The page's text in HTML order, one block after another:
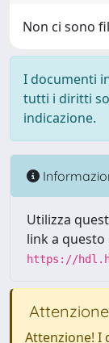
Non ci sono
I documenti
tutti i diritti
indicazione.
Utilizza
link a
https://
Attenzione
Attenzione! I